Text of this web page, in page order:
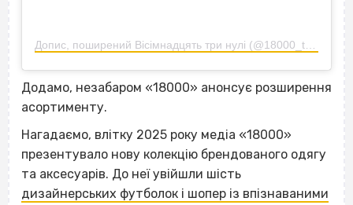
Додамо, незабаром «18000» анонсує розширення
асортименту.
Нагадаємо, влітку 2025 року медіа «18000»
презентувало нову колекцію брендованого одягу
та аксесуарів. До неї увійшли шість
дизайнерських футболок і шопер із впізнаваними